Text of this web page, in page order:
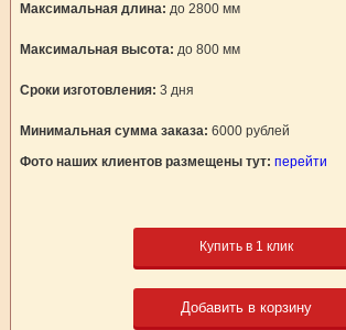
Максимальная длина: до 2800 мм
Максимальная высота: до 800 мм
Сроки изготовления: 3 дня
Минимальная сумма заказа: 6000 рублей
Фото наших клиентов размещены тут: перейти
Купить в 1 клик
Добавить в корзину